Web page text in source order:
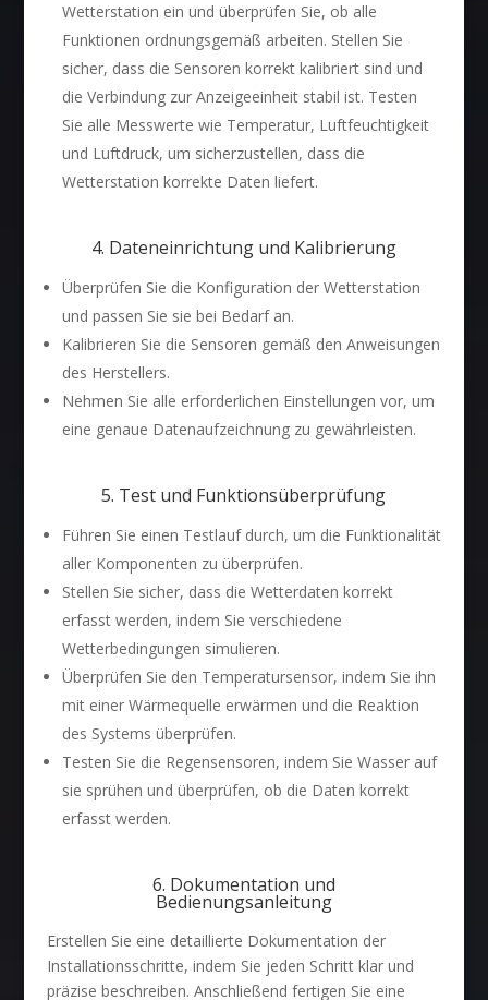
Wetterstation ein und überprüfen Sie, ob alle
Funktionen ordnungsgemäß arbeiten. Stellen Sie
sicher, dass die Sensoren korrekt kalibriert sind und
die Verbindung zur Anzeigeeinheit stabil ist. Testen
Sie alle Messwerte wie Temperatur, Luftfeuchtigkeit
und Luftdruck, um sicherzustellen, dass die
Wetterstation korrekte Daten liefert.
4. Dateneinrichtung und Kalibrierung
Überprüfen Sie die Konfiguration der Wetterstation
und passen Sie sie bei Bedarf an.
Kalibrieren Sie die Sensoren gemäß den Anweisungen
des Herstellers.
Nehmen Sie alle erforderlichen Einstellungen vor, um
eine genaue Datenaufzeichnung zu gewährleisten.
5. Test und Funktionsüberprüfung
Führen Sie einen Testlauf durch, um die Funktionalität
aller Komponenten zu überprüfen.
Stellen Sie sicher, dass die Wetterdaten korrekt
erfasst werden, indem Sie verschiedene
Wetterbedingungen simulieren.
Überprüfen Sie den Temperatursensor, indem Sie ihn
mit einer Wärmequelle erwärmen und die Reaktion
des Systems überprüfen.
Testen Sie die Regensensoren, indem Sie Wasser auf
sie sprühen und überprüfen, ob die Daten korrekt
erfasst werden.
6. Dokumentation und
Bedienungsanleitung
Erstellen Sie eine detaillierte Dokumentation der
Installationsschritte, indem Sie jeden Schritt klar und
präzise beschreiben. Anschließend fertigen Sie eine